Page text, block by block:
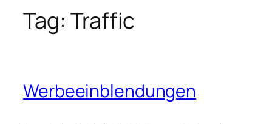
Tag: Traffic
Werbeeinblendungen